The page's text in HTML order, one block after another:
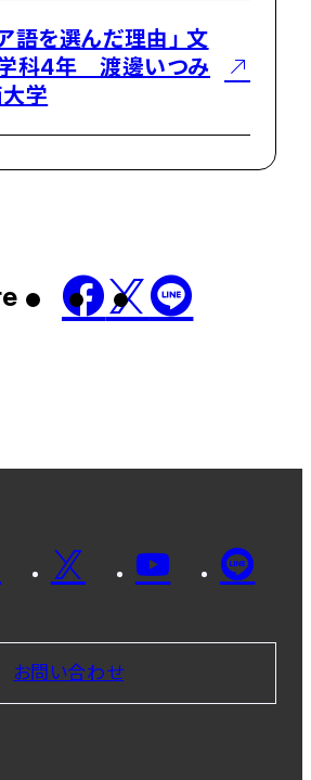
語を選んだ理由」 文
学科4年 渡邊いつみ
学
お問い合わせ